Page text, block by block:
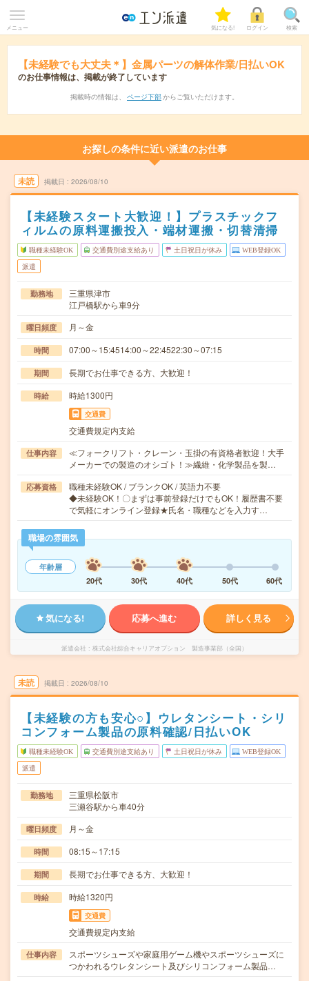
メニュー 気になる! ログイン 検索
【未経験でも大丈夫＊】金属パーツの解体作業/日払いOK
のお仕事情報は、掲載が終了しています
掲載時の情報は、 ページ下部 からご覧いただけます。
お探しの条件に近い派遣のお仕事
未読 掲載日 2026/08/10
【未経験スタート大歓迎！】プラスチックフ
ィルムの原料運搬投入・端材運搬・切替清掃
職種未経験OK 交通費別途支給あり 土日祝日が休み WEB登録OK
派遣
勤務地
三重県津市
江戸橋駅から車9分
曜日頻度 月～金
時間 07:00～15:4514:00～22:4522:30～07:15
期間 長期でお仕事できる方、大歓迎！
時給 時給1300円
交通費
交通費規定内支給
仕事内容
≪フォークリフト・クレーン・玉掛の有資格者歓迎！大手
メーカーでの製造のオシゴト！≫繊維・化学製品を製…
応募資格
職種未経験OK / ブランクOK / 英語力不要
◆未経験OK！〇まずは事前登録だけでもOK！履歴書不要
で気軽にオンライン登録★氏名・職種などを入力す…
職場の雰囲気
年齢層
20代
30代 40代 50代 60代
気になる! 応募へ進む 詳しく見る
派遣会社 株式会社綜合キャリアオプション 製造事業部（全国）
未読 掲載日 2026/08/10
【未経験の方も安心○】ウレタンシート・シリ
コンフォーム製品の原料確認/日払いOK
職種未経験OK 交通費別途支給あり 土日祝日が休み WEB登録OK
派遣
勤務地
三重県松阪市
三瀬谷駅から車40分
曜日頻度 月～金
時間 08:15～17:15
期間 長期でお仕事できる方、大歓迎！
時給 時給1320円
交通費
交通費規定内支給
仕事内容
スポーツシューズや家庭用ゲーム機やスポーツシューズに
つかわれるウレタンシート及びシリコンフォーム製品…